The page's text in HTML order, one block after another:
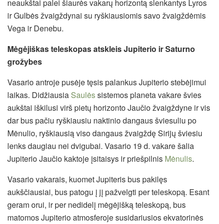
neaukštai palei šiaurės vakarų horizontą slenkantys Lyros
ir Gulbės žvaigždynai su ryškiausiomis savo žvaigždėmis
Vega ir Denebu.
Mėgėjiškas teleskopas atskleis Jupiterio ir Saturno
grožybes
Vasario antroje pusėje tęsis palankus Jupiterio stebėjimui
laikas. Didžiausia Saulėssistemos planeta vakare švies
aukštai iškilusi virš pietų horizonto Jaučio žvaigždyne ir vis
dar bus pačiu ryškiausiu naktinio dangaus šviesuliu po
Mėnulio, ryškiausią viso dangaus žvaigždę Sirijų šviesiu
lenks daugiau nei dvigubai. Vasario 19 d. vakare šalia
Jupiterio Jaučio kaktoje įsitaisys ir priešpilnis Mėnulis.
Vasario vakarais, kuomet Jupiteris bus pakilęs
aukščiausiai, bus patogu į jį pažvelgti per teleskopą. Esant
geram orui, ir per nedidelį mėgėjišką teleskopą, bus
matomos Jupiterio atmosferoje susidariusios ekvatorinės